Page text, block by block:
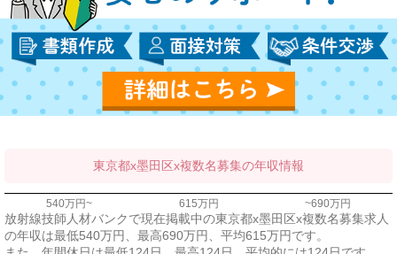
東京都x墨田区x複数名募集の年収情報
540万円~ 615万円 ~690万円
放射線技師人材バンクで現在掲載中の東京都x墨田区x複数名募集求人
の年収は最低540万円、最高690万円、平均615万円です。